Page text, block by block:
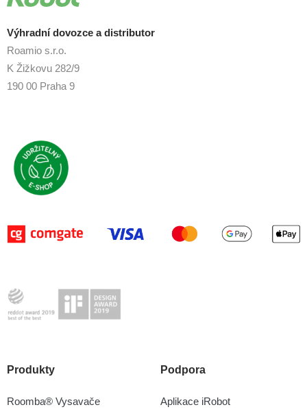
Výhradní dovozce a distributor
Roamio s.r.o.
K Žižkovu 282/9
190 00 Praha 9
Produkty
Roomba® Vysavače
Podpora
Aplikace iRobot